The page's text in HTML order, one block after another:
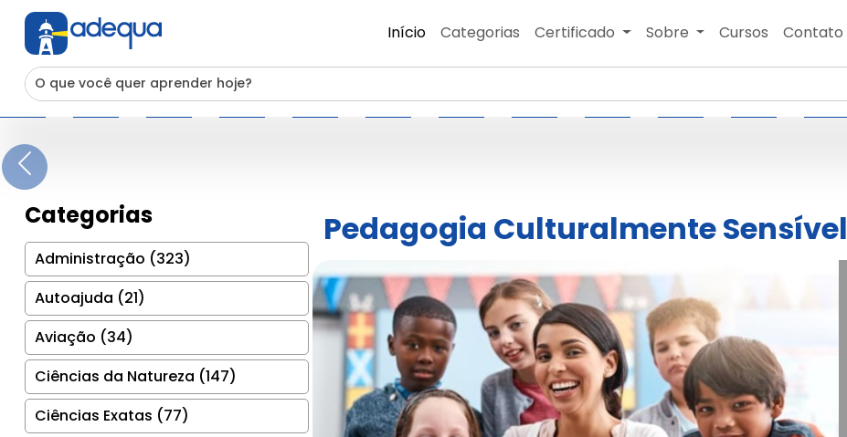
Início Categorias Certificado Sobre Cursos Contato
Previous
Categorias
Administração (323)
Autoajuda (21)
Aviação (34)
Ciências da Natureza (147)
Ciências Exatas (77)
Pedagogia Culturalmente Sensível